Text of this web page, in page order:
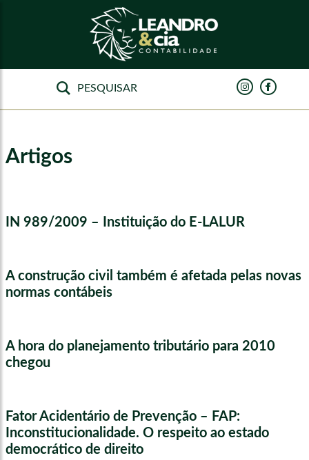
Artigos
IN 989/2009 – Instituição do E-LALUR
A construção civil também é afetada pelas novas
normas contábeis
A hora do planejamento tributário para 2010
chegou
Fator Acidentário de Prevenção – FAP:
Inconstitucionalidade. O respeito ao estado
democrático de direito